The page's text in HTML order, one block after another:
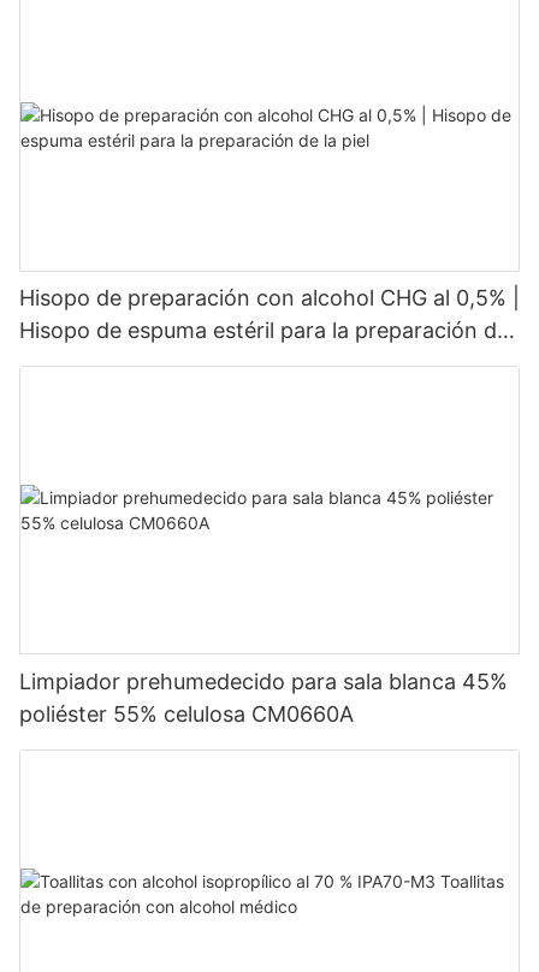
Hisopo de preparación con alcohol CHG al 0,5% |
Hisopo de espuma estéril para la preparación de
la piel
Limpiador prehumedecido para sala blanca 45%
poliéster 55% celulosa CM0660A